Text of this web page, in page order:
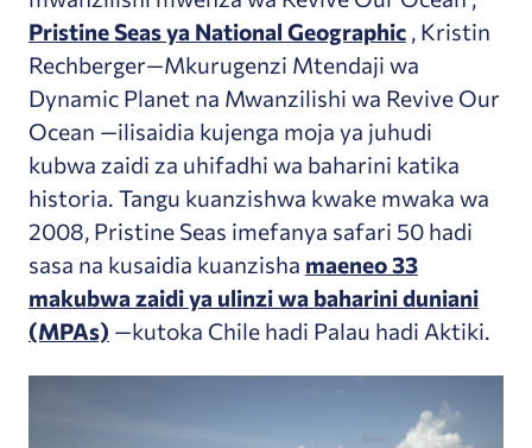
Pristine Seas ya National Geographic , Kristin
Rechberger—Mkurugenzi Mtendaji wa
Dynamic Planet na Mwanzilishi wa Revive Our
Ocean —ilisaidia kujenga moja ya juhudi
kubwa zaidi za uhifadhi wa baharini katika
historia. Tangu kuanzishwa kwake mwaka wa
2008, Pristine Seas imefanya safari 50 hadi
sasa na kusaidia kuanzisha maeneo 33
makubwa zaidi ya ulinzi wa baharini duniani
(MPAs) —kutoka Chile hadi Palau hadi Aktiki.